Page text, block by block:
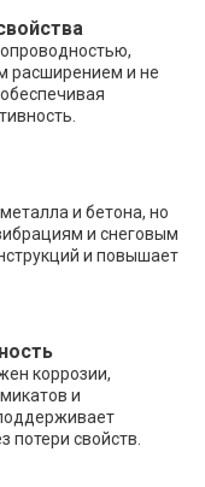
расширением и не
и бетона, но
и снеговым
и повышает
коррозии,
и
потери свойств.